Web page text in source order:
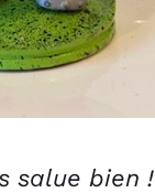
salue bien !